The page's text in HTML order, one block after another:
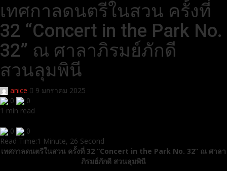
เทศกาลดนตรีในสวน ครั้งที่
32 “Concert in the Park No.
32” ณ ศาลาภิรมย์ภักดี
สวนลุมพินี
anice
9 มกราคม 2025
0
0
1 min read
0
0
Read Time:1 Minute, 26 Second
เทศกาลดนตรีในสวน ครั้งที่ 32 “Concert in the Park No. 32” ณ ศาลา
ภิรมย์ภักดี สวนลุมพินี